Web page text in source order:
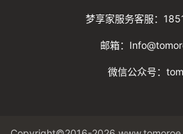
梦享家服务客服：
邮箱：
微信公众号：